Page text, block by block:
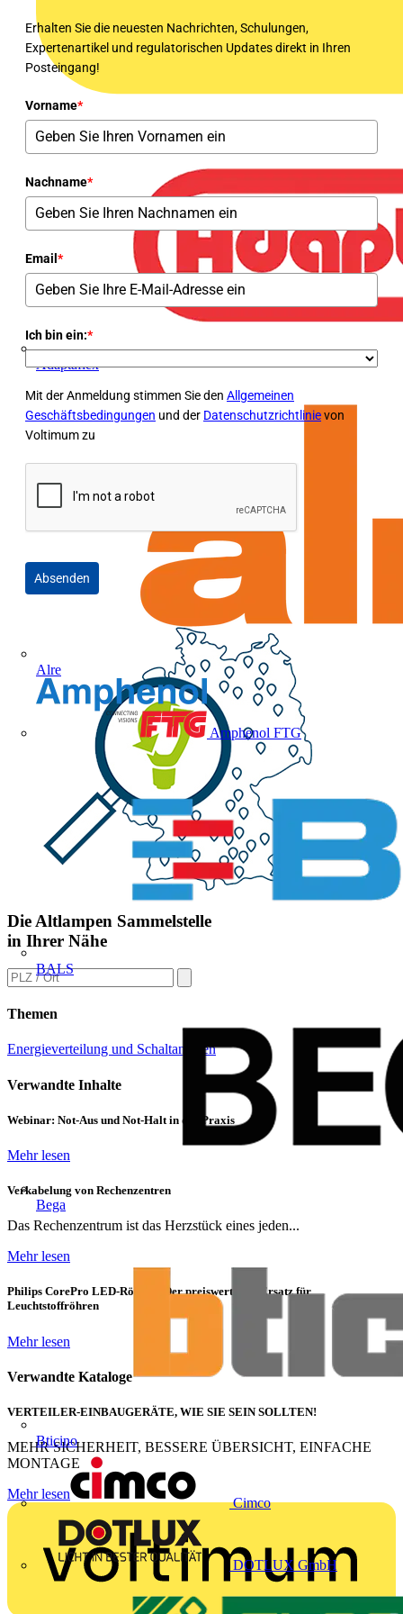
Adaptaflex
Alre
Amphenol FTG
BALS
Bega
Bticino
Cimco
DOTLUX GmbH
Erhalten Sie die neuesten Nachrichten, Schulungen,
Expertenartikel und regulatorischen Updates direkt in Ihren
Posteingang!
Vorname*
Nachname*
Email *
Ich bin ein:*
Mit der Anmeldung stimmen Sie den Allgemeinen
Geschäftsbedingungen und der Datenschutzrichtlinievon
Voltimum zu
Absenden
Die Altlampen Sammelstelle
in Ihrer Nähe
Themen
Energieverteilung und Schaltanlagen
Verwandte Inhalte
Webinar: Not-Aus und Not-Halt in der Praxis
Mehr lesen
Verkabelung von Rechenzentren
Das Rechenzentrum ist das Herzstück eines jeden...
Mehr lesen
Philips CorePro LED-Röhren: Der preiswerte 1:1 Ersatz für
Leuchtstoffröhren
Mehr lesen
Verwandte Kataloge
VERTEILER-EINBAUGERÄTE, WIE SIE SEIN SOLLTEN!
MEHR SICHERHEIT, BESSERE ÜBERSICHT, EINFACHE
MONTAGE
Mehr lesen